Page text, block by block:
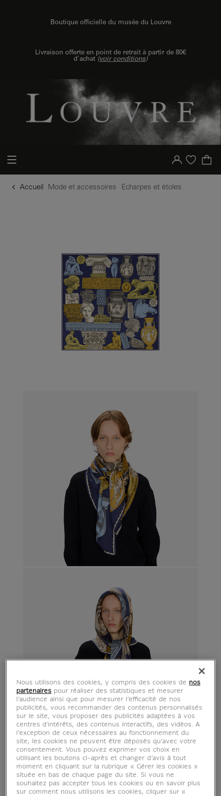
Boutique officielle du musée du Louvre
Livraison offerte en point de retrait à partir de 80€
d'achat (voir conditions)
Votre compte
Liste d'achat
Accueil Mode et accessoires Echarpes et étoles
Nous utilisons des cookies, y compris des cookies de nos
partenaires pour réaliser des statistiques et mesurer
l’audience ainsi que pour mesurer l’efficacité de nos
publicités, vous recommander des contenus personnalisés
sur le site, vous proposer des publicités adaptées à vos
centres d'intérêts, des contenus interactifs, des vidéos. A
l’exception de ceux nécessaires au fonctionnement du
site, les cookies ne peuvent être déposés qu’avec votre
consentement. Vous pouvez exprimer vos choix en
utilisant les boutons ci-après et changer d’avis à tout
moment en cliquant sur la rubrique « Gérer les cookies »
située en bas de chaque page du site. Si vous ne
souhaitez pas accepter tous les cookies ou en savoir plus
sur comment nous utilisons les cookies, cliquer sur «